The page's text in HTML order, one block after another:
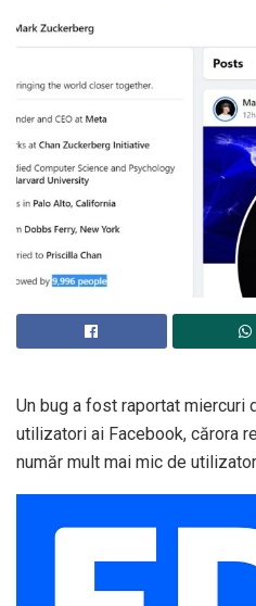
Un bug a fost raportat miercuri
utilizatori ai Facebook, cărora
număr mult mai mic de